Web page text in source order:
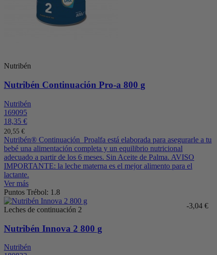
Nutribén
Nutribén Continuación Pro-a 800 g
Nutribén
169095
18,35 €
20,55 €
Nutribén® Continuación Proalfa está elaborada para asegurarle a tu
bebé una alimentación completa y un equilibrio nutricional
adecuado a partir de los 6 meses. Sin Aceite de Palma. AVISO
IMPORTANTE: la leche materna es el mejor alimento para el
lactante.
Ver más
Puntos Trébol: 1.8
-3,04 €
Leches de continuación 2
Nutribén Innova 2 800 g
Nutribén